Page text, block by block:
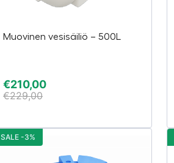
Muovinen vesisäiliö – 500L
€210,00
€229,00
SALE -3%